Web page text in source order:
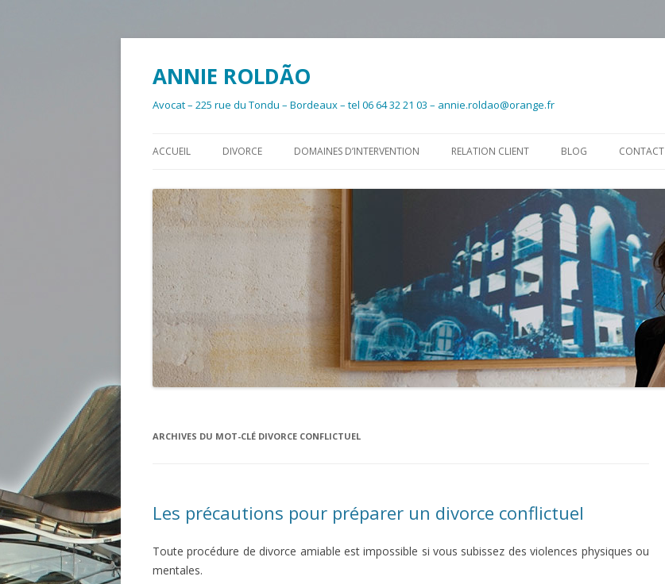
ANNIE ROLDÃO
Avocat – 225 rue du Tondu – Bordeaux – tel 06 64 32 21 03 – annie.roldao@orange.fr
ACCUEIL DIVORCE DOMAINES D’INTERVENTION RELATION CLIENT BLOG CONTACT
ARCHIVES DU MOT-CLÉ DIVORCE CONFLICTUEL
Les précautions pour préparer un divorce conflictuel
Toute procédure de divorce amiable est impossible si vous subissez des violences physiques ou
mentales.